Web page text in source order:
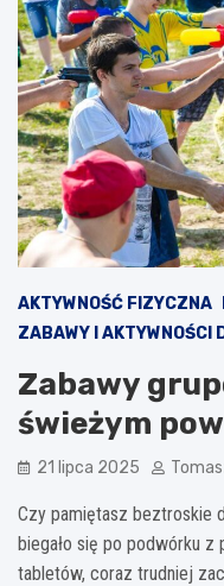
AKTYWNOŚĆ FIZYCZNA
ZABAWY I AKTYWNOŚCI
Zabawy
świeżym
21 lipca 2025
Czy pamiętasz beztroskie
biegało się po podwórku z
tabletów, coraz trudniej